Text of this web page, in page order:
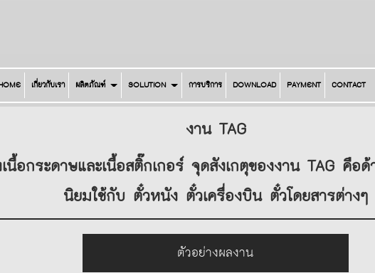
เกี่ยวกับเรา ผลิตภัณฑ์ SOLUTION การบริการ DOWNLOAD PAYMENT CONTACT
งาน TAG
อกระดาษและเนื้อสติ๊กเกอร์ จุดสังเกตุของงาน TAG คือ
นิยมใช้กับ ตั๋วหนัง ตั๋วเครื่องบิน ตั๋วโดยสารต่างๆ
ตัวอย่างผลงาน